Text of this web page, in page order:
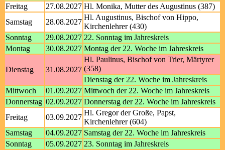
Freitag
27.08.2027 Hl. Monika, Mutter des Augustinus (387)
Samstag
28.08.2027
Hl. Augustinus, Bischof von Hippo,
Kirchenlehrer (430)
Sonntag
29.08.2027 22. Sonntag im Jahreskreis
Montag
30.08.2027 Montag der 22. Woche im Jahreskreis
Dienstag 31.08.2027
Hl. Paulinus, Bischof von Trier, Märtyrer
(358)
Dienstag der 22. Woche im Jahreskreis
Mittwoch
01.09.2027 Mittwoch der 22. Woche im Jahreskreis
Donnerstag 02.09.2027 Donnerstag der 22. Woche im Jahreskreis
Freitag
03.09.2027
Hl. Gregor der Große, Papst,
Kirchenlehrer (604)
Samstag
04.09.2027 Samstag der 22. Woche im Jahreskreis
Sonntag
05.09.2027 23. Sonntag im Jahreskreis